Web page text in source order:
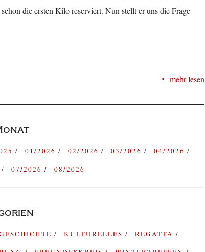
die ersten Kilo reserviert. Nun stellt er uns die Frage
mehr lesen
01/2026 02/2026 03/2026
04/2026
07/2026 08/2026
KULTURELLES
REGATTA